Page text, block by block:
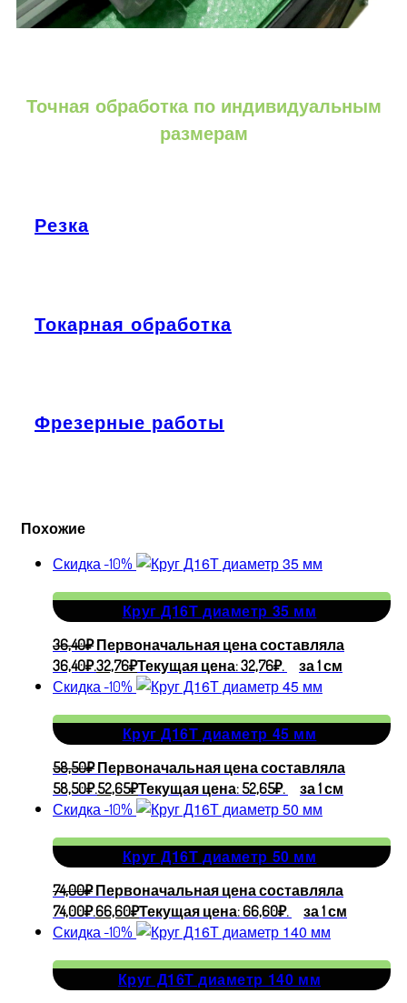
Точная обработка по индивидуальным
размерам
Резка
Токарная обработка
Фрезерные работы
Похожие
Скидка -10%
Круг Д16Т диаметр 35 мм
36,40₽ Первоначальная цена составляла
36,40₽.32,76₽Текущая цена: 32,76₽.
за 1 см
Скидка -10%
Круг Д16Т диаметр 45 мм
58,50₽ Первоначальная цена составляла
58,50₽.52,65₽Текущая цена: 52,65₽.
за 1 см
Скидка -10%
Круг Д16Т диаметр 50 мм
74,00₽ Первоначальная цена составляла
74,00₽.66,60₽Текущая цена: 66,60₽.
за 1 см
Скидка -10%
Круг Д16Т диаметр 140 мм